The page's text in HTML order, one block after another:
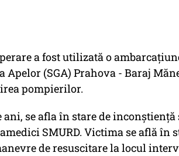
a fost utilizată o
Apelor (SGA) Prahova - Baraj
pompierilor.
ani, se afla în stare de
SMURD. Victima se află în
de resuscitare la locul